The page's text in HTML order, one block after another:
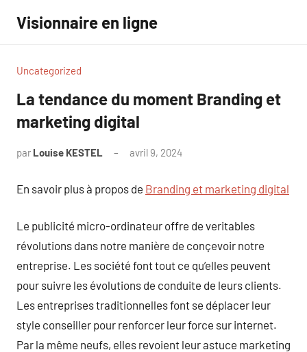
contenu
Visionnaire en ligne
Uncategorized
La tendance du moment Branding et
marketing digital
par Louise KESTEL avril 9, 2024
En savoir plus à propos de Branding et marketing digital
Le publicité micro-ordinateur offre de veritables
révolutions dans notre manière de conçevoir notre
entreprise. Les société font tout ce qu’elles peuvent
pour suivre les évolutions de conduite de leurs clients.
Les entreprises traditionnelles font se déplacer leur
style conseiller pour renforcer leur force sur internet.
Par la même neufs, elles revoient leur astuce marketing